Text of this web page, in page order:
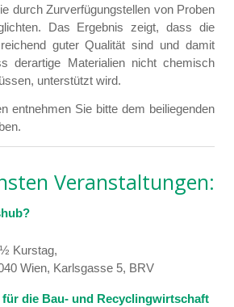
durch Zurverfügungstellen von Proben
Das Ergebnis zeigt, dass die
guter Qualität sind und damit
derartige Materialien nicht chemisch
unterstützt wird.
entnehmen Sie bitte dem beiliegenden
Veranstaltungen:
Kurstag,
Wien, Karlsgasse 5, BRV
die Bau- und Recyclingwirtschaft